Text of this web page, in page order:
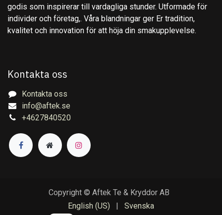
godis som inspirerar till vardagliga stunder. Utformade för
individer och företag,. Våra blandningar ger Er tradition,
kvalitet och innovation för att höja din smakupplevelse.
Kontakta oss
Kontakta oss
info@aftek.se
+4627840520
Copyright © Aftek Te & Kryddor AB
English (US)
|
Svenska